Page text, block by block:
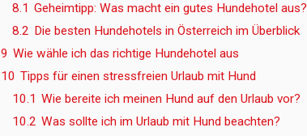
8.1 Geheimtipp: Was macht ein gutes Hundehotel aus?
8.2 Die besten Hundehotels in Österreich im Überblick
9 Wie wähle ich das richtige Hundehotel aus
10 Tipps für einen stressfreien Urlaub mit Hund
10.1 Wie bereite ich meinen Hund auf den Urlaub vor?
10.2 Was sollte ich im Urlaub mit Hund beachten?